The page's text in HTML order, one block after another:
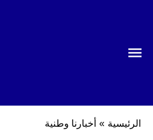
الرئيسية » أخبارنا وطنية